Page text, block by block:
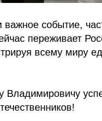
важное событие,
переживает
всему миру